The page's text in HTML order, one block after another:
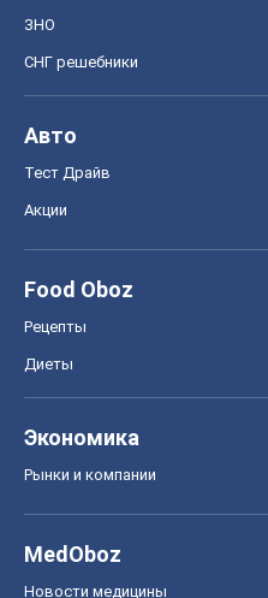
ЗНО
СНГ решебники
Авто
Тест Драйв
Акции
Food Oboz
Рецепты
Диеты
Экономика
Рынки и компании
MedOboz
Новости медицины